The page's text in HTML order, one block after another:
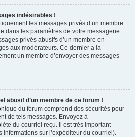
indésirables !
les messages privés d’un membre
dans les paramètres de votre messagerie
privés abusifs d’un membre en
aux modérateurs. Ce dernier a la
un membre d’envoyer des messages
abusif d’un membre de ce forum !
du forum comprend des sécurités pour
de tels messages. Envoyez à
du courriel reçu. Il est très important
informations sur l’expéditeur du courriel).